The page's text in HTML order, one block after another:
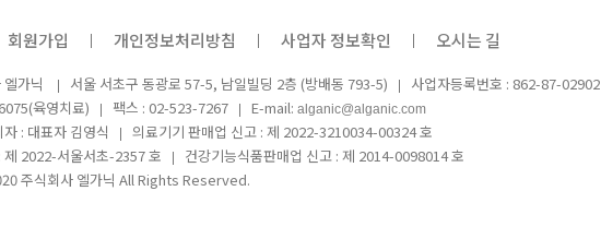
회원가입 개인정보처리방침 사업자 정보확인 오시는 길
가닉 서울 서초구 동광로 57-5, 남일빌딩 2층 (방배동 793-5)
사업자등록번호 : 862-87-02902
육영치료)
팩스 : 02-523-7267 E-mail: alganic@alganic.com
: 대표자 김영식
의료기기 판매업 신고 : 제 2022-3210034-00324 호
제 2022-서울서초-2357 호
건강기능식품판매업 신고 : 제 2014-0098014 호
주식회사 엘가닉 All Rights Reserved.